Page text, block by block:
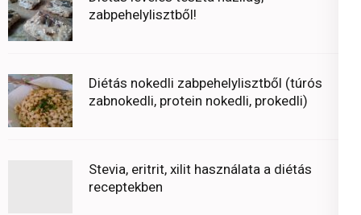
zabpehelylisztből!
Diétás nokedli zabpehelylisztből (túrós
zabnokedli, protein nokedli, prokedli)
Stevia, eritrit, xilit használata a diétás
receptekben